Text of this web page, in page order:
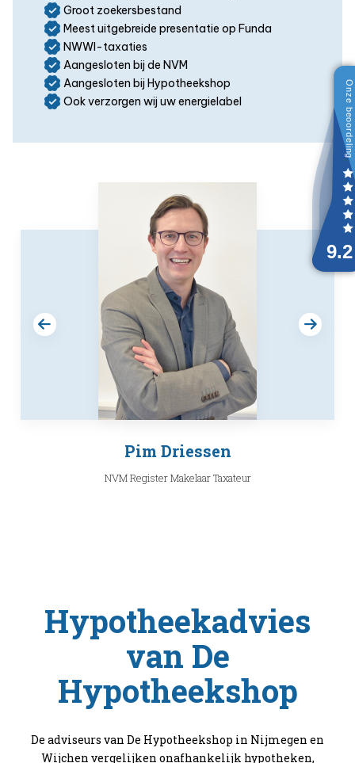
Groot zoekersbestand
Meest uitgebreide presentatie op Funda
NWWI-taxaties
Aangesloten bij de NVM
Aangesloten bij Hypotheekshop
Ook verzorgen wij uw energielabel
Pim Driessen
NVM Register Makelaar Taxateur
Hypotheekadvies
van De
Hypotheekshop
De adviseurs van De Hypotheekshop in Nijmegen en
Wijchen vergelijken onafhankelijk hypotheken,